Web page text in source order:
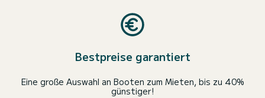
Bestpreise garantiert
Eine große Auswahl an Booten zum Mieten, bis zu 40%
günstiger!